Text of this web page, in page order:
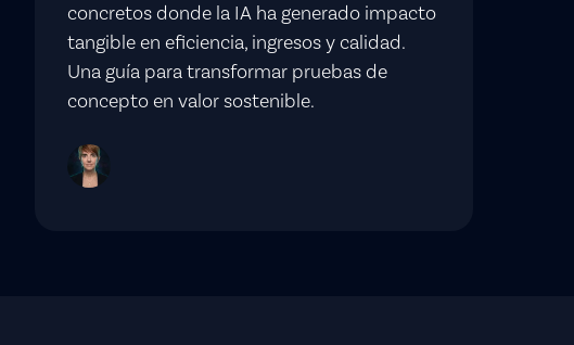
concretos donde la IA ha generado impacto
tangible en eficiencia, ingresos y calidad.
Una guía para transformar pruebas de
concepto en valor sostenible.